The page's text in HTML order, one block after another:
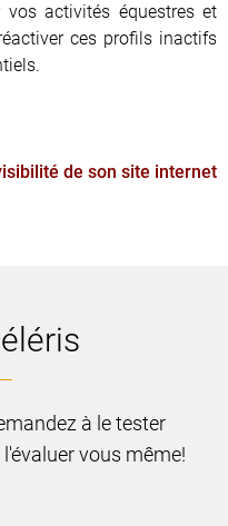
vos activités équestres et
ces profils inactifs
de son site internet
à le tester
vous même!